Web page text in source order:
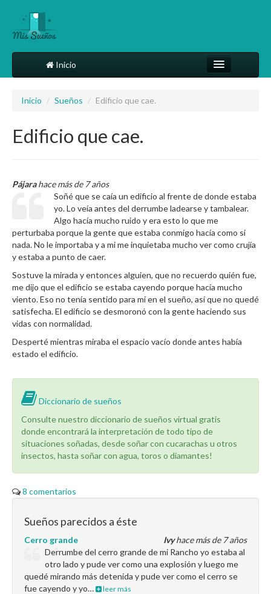
Inicio
Más
Inicio / Sueños / Edificio que cae.
Edificio que cae.
Pájarahace más de 7 años
Soñé que se caía un edificio al frente de donde estaba
yo. Lo veía antes del derrumbe ladearse y tambalear.
Algo hacía mucho ruido y era esto lo que me
perturbaba porque la gente que estaba conmigo hacía como si
nada. No le importaba y a mi me inquietaba mucho ver como crujía
y estaba a punto de caer.
Sostuve la mirada y entonces alguien, que no recuerdo quién fue,
me dijo que el edificio se estaba cayendo porque hacía mucho
viento. Eso no tenía sentido para mi en el sueño, así que no quedé
satisfecha. El edificio se desmoronó con la gente haciendo sus
vidas con normalidad.
Desperté mientras miraba el espacio vacío donde antes había
estado el edificio.
Diccionario de sueños
Consulte nuestro diccionario de sueños virtual gratis
donde encontrará la interpretación de todo tipo de
situaciones soñadas, desde soñar con cucarachas u otros
insectos, hasta soñar con agua, toros o diamantes!
8 comentarios
Sueños parecidos a éste
Ivyhace más de 7 años
Cerro grande
Derrumbe del cerro grande de mi Rancho yo estaba al
otro lado y pude ver como una explosión y luego me
quedé mirando más detenida y pude ver como el cerro se
fue cayendo y yo…
leer más